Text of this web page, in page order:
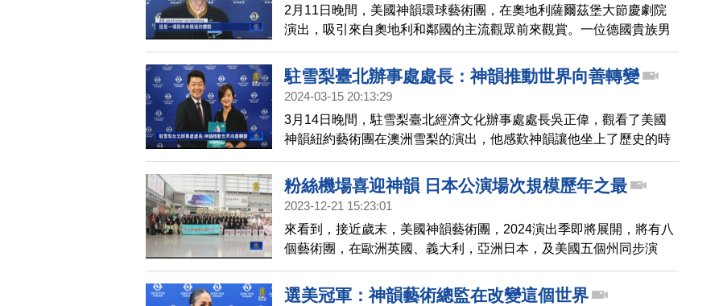
2月11日晚間，美國神韻環球藝術團，在奧地利薩爾茲堡大節慶劇院
演出，吸引來自奧地利和鄰國的主流觀眾前來觀賞。一位德國貴族男
爵激動表示，神韻演出展現了神造新宇的內涵，所幸自己沒有錯過。
駐雪梨臺北辦事處處長：神韻推動世界向善轉變
2024-03-15 20:13:29
3月14日晚間，駐雪梨臺北經濟文化辦事處處長吳正偉，觀看了美國
神韻紐約藝術團在澳洲雪梨的演出，他感歎神韻讓他坐上了歷史的時
光機，更盛讚神韻是中華文化瑰寶的傳揚者，帶給世人希望，在推動
這個世界向善轉變。
粉絲機場喜迎神韻 日本公演場次規模歷年之最
2023-12-21 15:23:01
來看到，接近歲末，美國神韻藝術團，2024演出季即將展開，將有八
個藝術團，在歐洲英國、義大利，亞洲日本，及美國五個州同步演
出。而美國神韻紐約藝術團，在週二(19日)飛抵亞洲巡演首站，日本
名古屋，正式拉開在日本為期兩個月演出的序幕。
選美冠軍：神韻藝術總監在改變這個世界